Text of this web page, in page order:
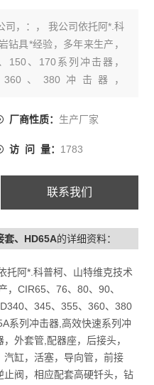
司，：， 我公司依托阿*.科
钻具*经验，多年来生产，
150、170系列冲击器，
360、380冲击器，
，外套管,配器座，后接
厂商性质： 生产厂家
访 问 量： 1783
联系我们
套、HD65A的详细资料：
托阿*.科普柯、山特维克技术
，CIR65、76、80、90、
、345、355、360、380
系列冲击器,高效快速系列冲
外套管,配器座，后接头，
缸，活塞，导向管，前接
阀，相应配套高硬钎头，钻